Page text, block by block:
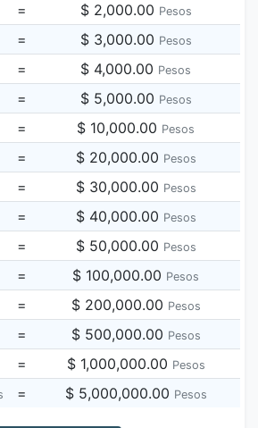
= $ 2,000.00 Pesos
= $ 3,000.00 Pesos
= $ 4,000.00 Pesos
= $ 5,000.00 Pesos
= $ 10,000.00 Pesos
= $ 20,000.00 Pesos
= $ 30,000.00 Pesos
= $ 40,000.00 Pesos
= $ 50,000.00 Pesos
= $ 100,000.00 Pesos
= $ 200,000.00 Pesos
= $ 500,000.00 Pesos
= $ 1,000,000.00 Pesos
= $ 5,000,000.00 Pesos